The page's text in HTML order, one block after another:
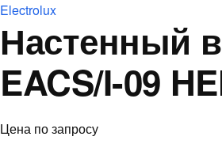
Electrolux
Настенный
EACS/I-09
Цена по запросу